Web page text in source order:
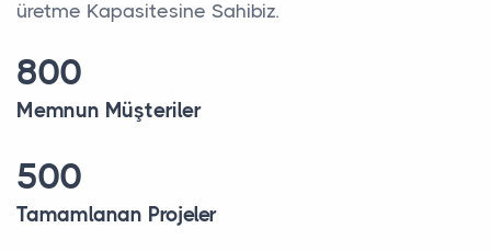
üretme Kapasitesine Sahibiz.
800
Memnun Müşteriler
500
Tamamlanan Projeler